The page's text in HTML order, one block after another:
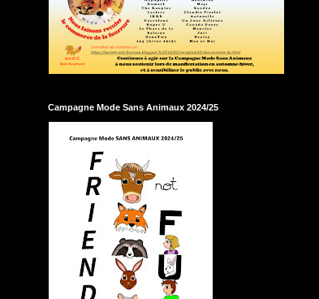
Campagne Mode Sans Animaux 2024/25